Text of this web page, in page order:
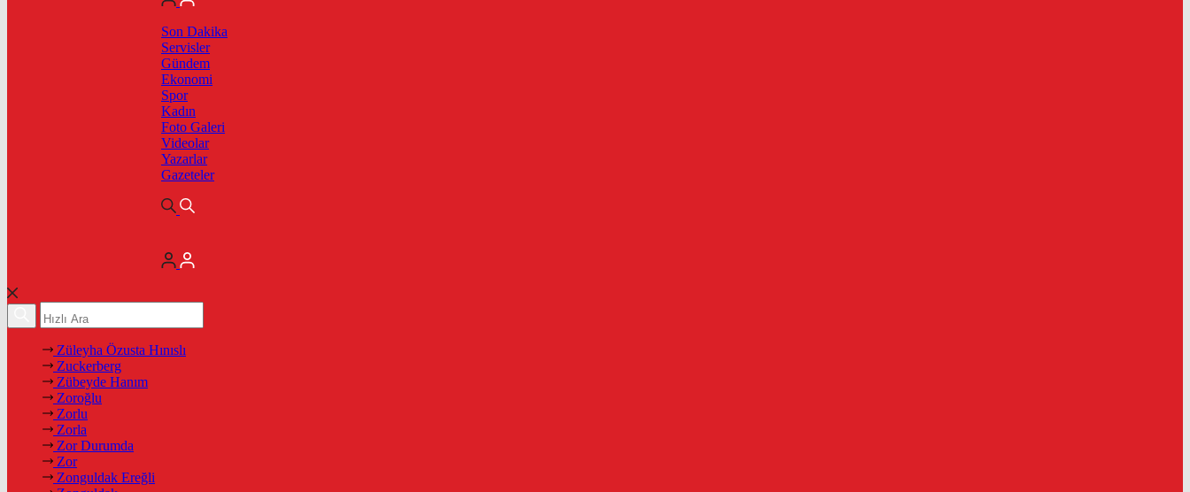
Son Dakika
Servisler
Gündem
Ekonomi
Spor
Kadın
Foto Galeri
Videolar
Yazarlar
Gazeteler
Züleyha Özusta Hınıslı
Zuckerberg
Zübeyde Hanım
Zoroğlu
Zorlu
Zorla
Zor Durumda
Zor
Zonguldak Ereğli